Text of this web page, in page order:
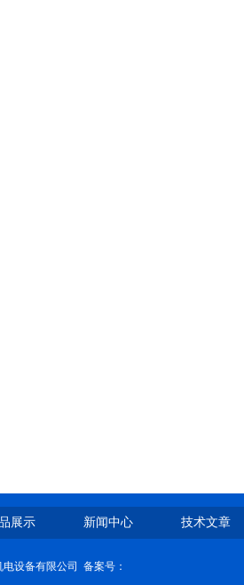
展示 新闻中心 技术文章
设备有限公司 备案号：